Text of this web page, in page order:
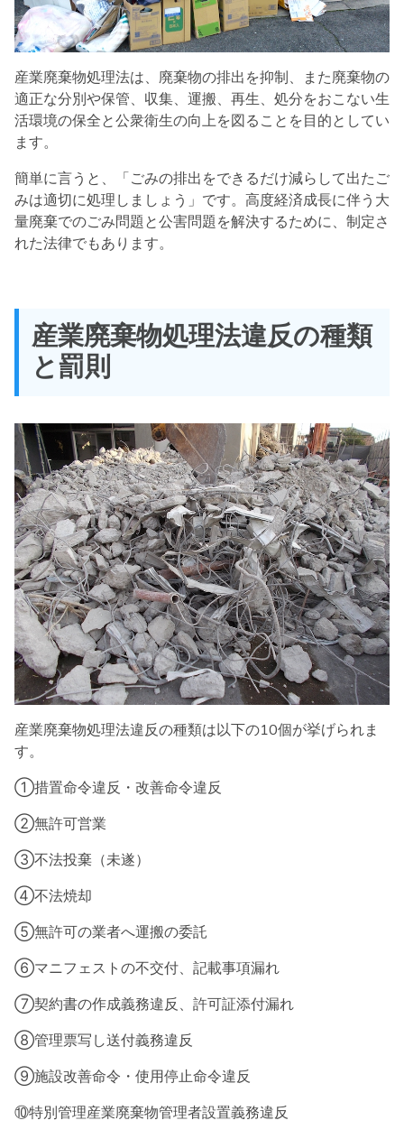
産業廃棄物処理法は、廃棄物の排出を抑制、また廃棄物の
適正な分別や保管、収集、運搬、再生、処分をおこない生
活環境の保全と公衆衛生の向上を図ることを目的としてい
ます。
簡単に言うと、「ごみの排出をできるだけ減らして出たご
みは適切に処理しましょう」です。高度経済成長に伴う大
量廃棄でのごみ問題と公害問題を解決するために、制定さ
れた法律でもあります。
産業廃棄物処理法違反の種類
と罰則
産業廃棄物処理法違反の種類は以下の10個が挙げられま
す。
①措置命令違反・改善命令違反
②無許可営業
③不法投棄（未遂）
④不法焼却
⑤無許可の業者へ運搬の委託
⑥マニフェストの不交付、記載事項漏れ
⑦契約書の作成義務違反、許可証添付漏れ
⑧管理票写し送付義務違反
⑨施設改善命令・使用停止命令違反
⑩特別管理産業廃棄物管理者設置義務違反